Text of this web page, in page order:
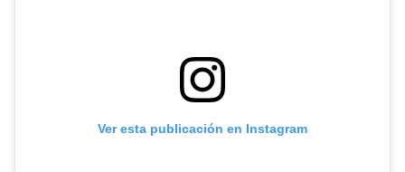
Ver esta publicación en Instagram